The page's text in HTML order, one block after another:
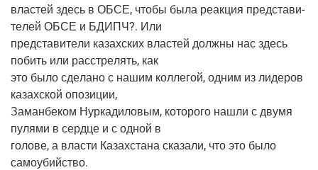
вла­стей здесь в ОБСЕ, что­бы была реак­ция пред­ста­ви­
те­лей ОБСЕ и БДИПЧ?. Или
пред­ста­ви­те­ли казах­ских вла­стей долж­ны нас здесь
побить или рас­стре­лять, как
это было сде­ла­но с нашим кол­ле­гой, одним из лиде­ров
казах­ской опозиции,
Заман­бе­ком Нур­ка­ди­ло­вым, кото­ро­го нашли с дву­мя
пуля­ми в серд­це и с одной в
голо­ве, а вла­сти Казах­ста­на ска­за­ли, что это было
самоубийство.